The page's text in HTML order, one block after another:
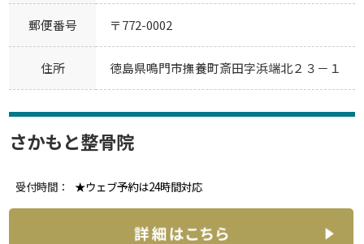
郵便番号 〒772-0002
住所 徳島県鳴門市撫養町斎田字浜端北２３－１
さかもと整骨院
受付時間： ★ウェブ予約は24時間対応